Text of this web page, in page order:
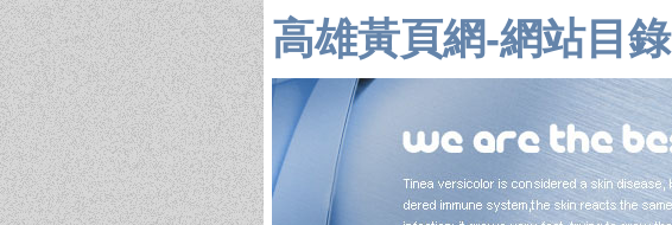
高雄黃頁網-網站目錄